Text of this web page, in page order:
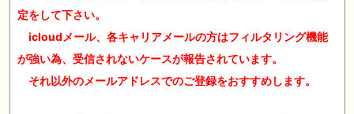
定をして下さい。
icloudメール、各キャリアメールの方はフィルタリング機能
が強い為、受信されないケースが報告されています。
それ以外のメールアドレスでのご登録をおすすめします。